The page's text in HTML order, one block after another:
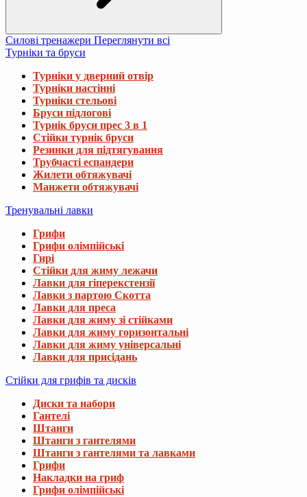
Силові тренажери Переглянути всі
Турніки та бруси
Турніки у дверний отвір
Турніки настінні
Турніки стельові
Бруси підлогові
Турнік бруси прес 3 в 1
Стійки турнік бруси
Резинки для підтягування
Трубчасті еспандери
Жилети обтяжувачі
Манжети обтяжувачі
Тренувальні лавки
Грифи
Грифи олімпійські
Гирі
Стійки для жиму лежачи
Лавки для гіперекстензії
Лавки з партою Скотта
Лавки для преса
Лавки для жиму зі стійками
Лавки для жиму горизонтальні
Лавки для жиму універсальні
Лавки для присідань
Стійки для грифів та дисків
Диски та набори
Гантелі
Штанги
Штанги з гантелями
Штанги з гантелями та лавками
Грифи
Накладки на гриф
Грифи олімпійські